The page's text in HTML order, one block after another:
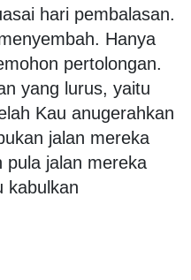
hari pembalasan.
Hanya
pertolongan.
yang lurus, yaitu
Kau anugerahkan
jalan mereka
pula jalan mereka
kabulkan